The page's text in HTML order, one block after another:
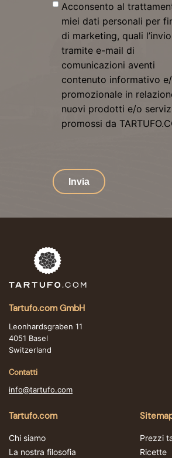
Acconsento al
miei dati personali per
di marketing, quali l’invio
tramite e-mail di
comunicazioni aventi
contenuto informativo
promozionale in
nuovi prodotti e/o
promossi da
Invia
Tartufo.com GmbH
Leonhardsgraben 11
4051 Basel
Switzerland
Contatti
info@tartufo.com
Tartufo.com
Chi siamo
La nostra filosofia
Prezzi
Ricette